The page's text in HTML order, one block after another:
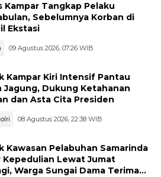
Kampar Tangkap Pelaku
Sebelumnya Korban di
Ekstasi
09 Agustus 2026, 07:26 WIB
Kampar Kiri Intensif Pantau
Jagung, Dukung Ketahanan
dan Asta Cita Presiden
08 Agustus 2026, 22:38 WIB
Kawasan Pelabuhan Samarinda
Kepedulian Lewat Jumat
Warga Sungai Dama Terima